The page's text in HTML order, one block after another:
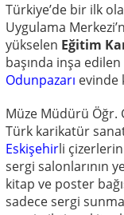
Türkiye’de bir ilk
Uygulama
yükselen Eğitim
başında inşa
Odunpazarı evinde
Müze Müdürü Öğr.
Türk karikatür
Eskişehirli
sergi salonlarının
kitap ve poster
sadece sergi